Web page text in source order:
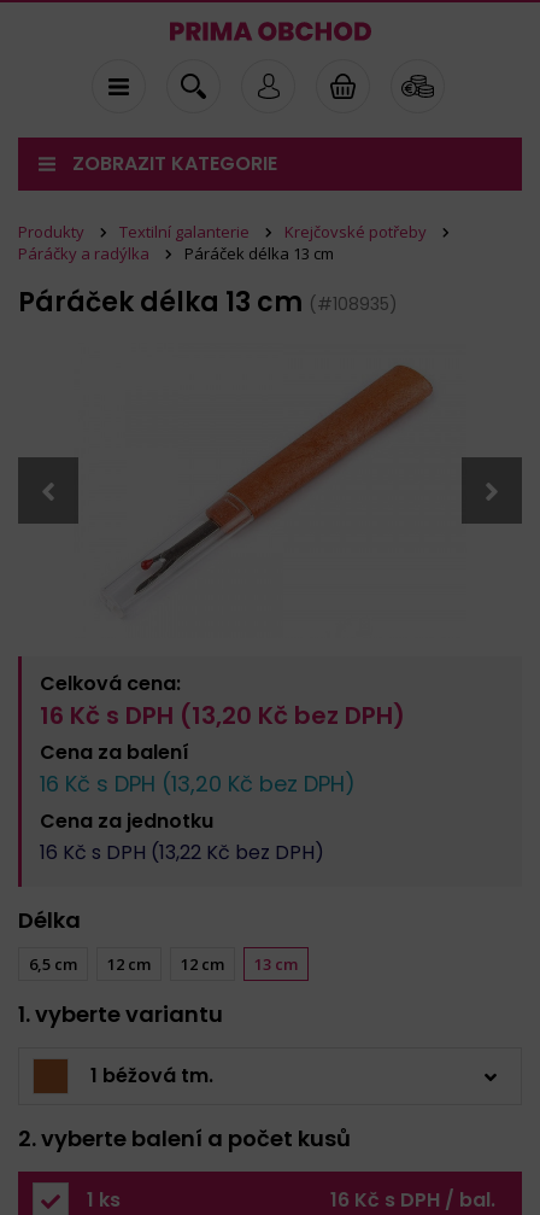
ZOBRAZIT KATEGORIE
Produkty Textilní galanterie
Krejčovské potřeby
Páráčky a radýlka
Páráček délka 13 cm
Páráček délka 13 cm (#108935)
Celková cena:
16 Kč s DPH (13,20 Kč bez DPH)
Cena za balení
16 Kč s DPH (13,20 Kč bez DPH)
Cena za jednotku
16 Kč s DPH (13,22 Kč bez DPH)
Délka
6,5 cm 12 cm 12 cm 13 cm
1. vyberte variantu
1 béžová tm.
2. vyberte balení a počet kusů
1 ks 16 Kč s DPH / bal.